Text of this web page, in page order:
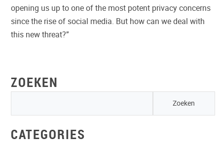
opening us up to one of the most potent privacy concerns
since the rise of social media. But how can we deal with
this new threat?”
ZOEKEN
CATEGORIES